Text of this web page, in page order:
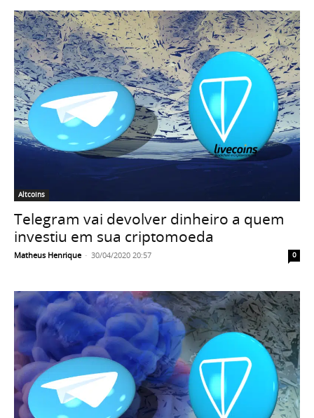
Altcoins
Telegram vai devolver dinheiro a quem
investiu em sua criptomoeda
Matheus Henrique - 30/04/2020 20:57 0